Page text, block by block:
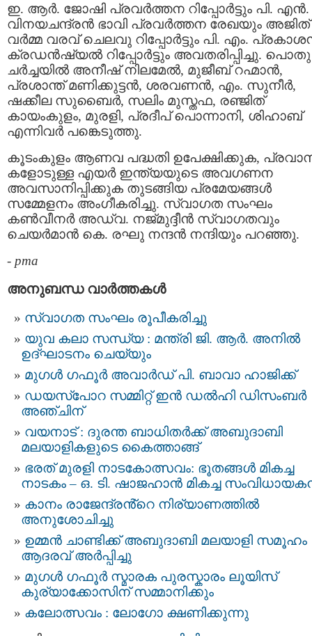
ഇ. ആര്‍. ജോഷി പ്രവര്‍ത്തന റിപ്പോര്‍ട്ടും പി. എന്‍.
വിനയചന്ദ്രന്‍ ഭാവി പ്രവര്‍ത്തന രേഖയും അജിത്
വര്‍മ്മ വരവ് ചെലവു റിപ്പോര്‍ട്ടും പി. എം.
ക്രഡന്‍ഷ്യല്‍ റിപ്പോര്‍ട്ടും അവതരിപ്പിച്ചു. പൊതു
ചര്‍ച്ചയില്‍ അനീഷ് നിലമേല്‍, മുജീബ് റഹ്മാന്‍,
പ്രശാന്ത് മണിക്കുട്ടന്‍, ശരവണന്‍, എം. സുനീര്‍,
ഷക്കീല സുബൈര്‍, സലിം മുസ്തഫ, രഞ്ജിത്
കായംകുളം, മുരളി, പ്രദീപ് പൊന്നാനി, ശിഹാബ്
എന്നിവര്‍ പങ്കെടുത്തു.
കൂടംകുളം ആണവ പദ്ധതി ഉപേക്ഷിക്കുക,
കളോടുള്ള എയര്‍ ഇന്ത്യയുടെ അവഗണന
അവസാനിപ്പിക്കുക തുടങ്ങിയ പ്രമേയങ്ങള്‍
സമ്മേളനം അംഗീകരിച്ചു. സ്വാഗത സംഘം
കണ്‍വീനര്‍ അഡ്വ. നജ്മുദ്ദീന്‍ സ്വാഗതവും
ചെയര്‍മാന്‍ കെ. രഘു നന്ദന്‍ നന്ദിയും പറഞ്ഞു.
- pma
അനുബന്ധ വാര്‍ത്തകള്‍
സ്വാഗത സംഘം രൂപീകരിച്ചു
യുവ കലാ സന്ധ്യ : മന്ത്രി ജി. ആർ. അനിൽ
ഉദ്ഘാടനം ചെയ്യും
മുഗള്‍ ഗഫൂര്‍ അവാര്‍ഡ് പി. ബാവാ ഹാജിക്ക്
ഡയസ്‌പോറ സമ്മിറ്റ് ഇന്‍ ഡല്‍ഹി ഡിസംബർ
അഞ്ചിന്
വയനാട് : ദുരന്ത ബാധിതർക്ക് അബുദാബി
മലയാളികളുടെ കൈത്താങ്ങ്
ഭരത് മുരളി നാടകോത്സവം: ഭൂതങ്ങൾ മികച്ച
നാടകം – ഒ. ടി. ഷാജഹാൻ മികച്ച
കാനം രാജേന്ദ്രൻ്റെ നിര്യാണത്തിൽ
അനുശോചിച്ചു
ഉമ്മൻ ചാണ്ടിക്ക് അബുദാബി മലയാളി സമൂഹം
ആദരവ് അർപ്പിച്ചു
മുഗൾ ഗഫൂർ സ്മാരക പുരസ്കാരം ലൂയിസ്
കുര്യാക്കോസിന് സമ്മാനിക്കും
കലോത്സവം : ലോഗോ ക്ഷണിക്കുന്നു